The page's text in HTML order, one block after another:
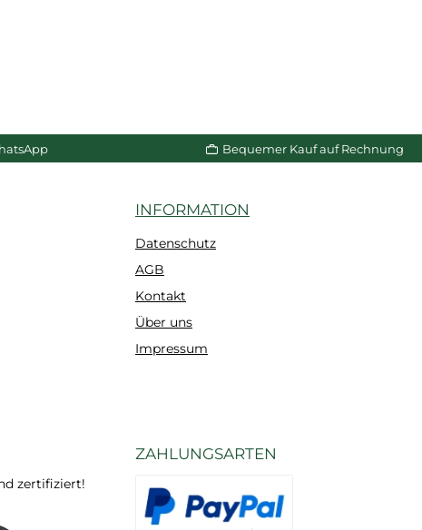
Bequemer Kauf auf Rechnung
INFORMATION
Datenschutz
AGB
Kontakt
Über uns
Impressum
zertifiziert!
ZAHLUNGSARTEN